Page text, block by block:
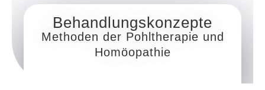
Behandlungskonzepte
Methoden der Pohltherapie und
Homöopathie